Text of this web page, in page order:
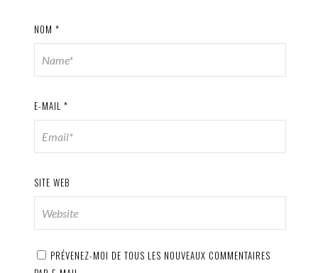
NOM *
E-MAIL *
SITE WEB
PRÉVENEZ-MOI DE TOUS LES NOUVEAUX COMMENTAIRES